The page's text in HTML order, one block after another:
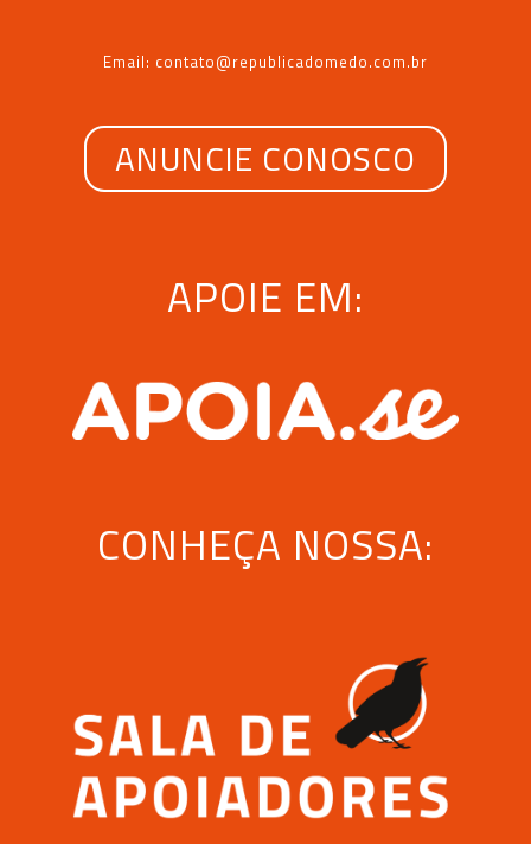
Email: contato@republicadomedo.com.br
ANUNCIE CONOSCO
APOIE EM:
CONHEÇA NOSSA: